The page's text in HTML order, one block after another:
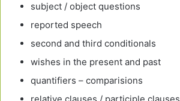
subject / object questions
reported speech
second and third conditionals
wishes in the present and past
quantifiers – comparisions